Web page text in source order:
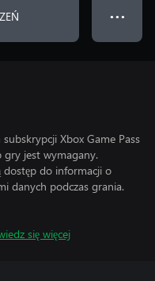
● ● ●
Xbox Game Pass
gry jest wymagany.
dostęp do informacji o
danych podczas grania.
się więcej